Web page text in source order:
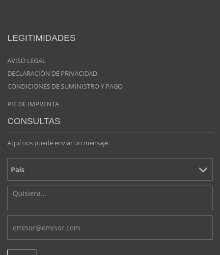
LEGITIMIDADES
AVISO LEGAL
DECLARACIÓN DE PRIVACIDAD
CONDICIONES DE SUMINISTRO Y PAGO
PIE DE IMPRENTA
CONSULTAS
Aquí nos puede enviar un mensaje.